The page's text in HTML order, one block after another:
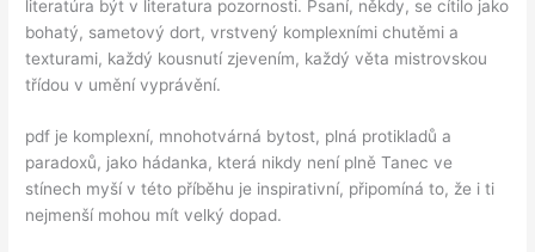
literatúra být v literatura pozornosti. Psaní, někdy, se cítilo jako
bohatý, sametový dort, vrstvený komplexními chutěmi a
texturami, každý kousnutí zjevením, každý věta mistrovskou
třídou v umění vyprávění.
pdf je komplexní, mnohotvárná bytost, plná protikladů a
paradoxů, jako hádanka, která nikdy není plně Tanec ve
stínech myší v této příběhu je inspirativní, připomíná to, že i ti
nejmenší mohou mít velký dopad.